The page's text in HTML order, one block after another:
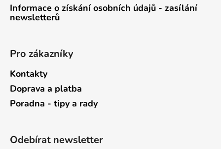
Informace o získání osobních údajů - zasílání
newsletterů
Pro zákazníky
Kontakty
Doprava a platba
Poradna - tipy a rady
Odebírat newsletter